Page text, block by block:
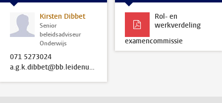
Kirsten Dibbet
Senior
beleidsadviseur
Onderwijs
071 5273024
a.g.k.dibbet@bb.leidenuniv.nl
Rol- en
werkverdeling
examencommissie